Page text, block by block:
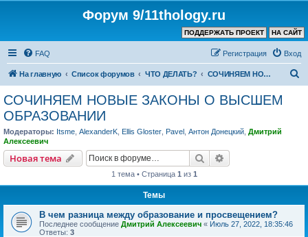
Форум 9/11thology.ru
НА САЙТ
ПОДДЕРЖАТЬ ПРОЕКТ
FAQ Вход
Регистрация
На главную Список форумов ЧТО ДЕЛАТЬ? СОЧИНЯЕМ НОВЫЕ ЗАКОНЫ О ВЫСШЕМ ОБРАЗОВАНИИ
СОЧИНЯЕМ НОВЫЕ ЗАКОНЫ О ВЫСШЕМ
ОБРАЗОВАНИИ
Модераторы: Itsme AlexanderK Ellis Gloster Pavel Антон Донецкий Дмитрий
Алексеевич
Новая тема Поиск
1 тема • Страница 1 из 1
Темы
В чем разница между образование и просвещением?
Последнее сообщение Дмитрий Алексеевич « Июль 27, 2022, 18:35:46
Ответы: 3